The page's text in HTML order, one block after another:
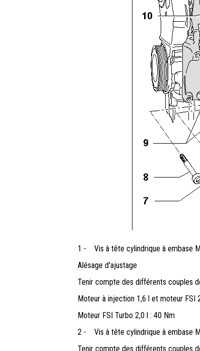
1 -
Vis à tête cylindrique à embase
Alésage d'ajustage
Tenir compte des différents couples
Moteur à injection 1,6 l et moteur FSI
Moteur FSI Turbo 2,0 l : 40 Nm
2 -
Vis à tête cylindrique à embase
Tenir compte des différents couples